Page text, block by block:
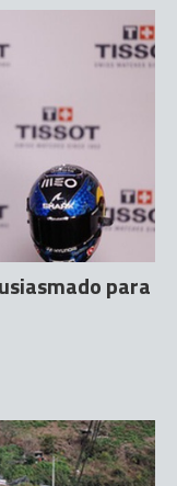
para